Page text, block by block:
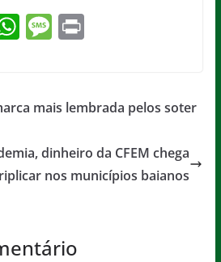
W
s
p
p
M
a
e
Pr
mais lembrada pelos soter
dinheiro da CFEM chega
nos municípios baianos